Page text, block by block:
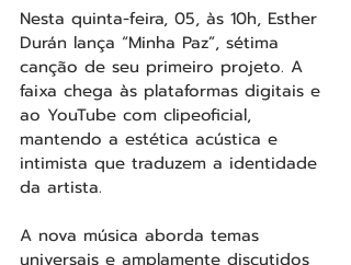
Nesta quinta-feira, 05, às 10h, Esther
Durán lança “Minha Paz”, sétima
canção de seu primeiro projeto. A
faixa chega às plataformas digitais e
ao YouTube com clipeoficial,
mantendo a estética acústica e
intimista que traduzem a identidade
da artista.
A nova música aborda temas
universais e amplamente discutidos